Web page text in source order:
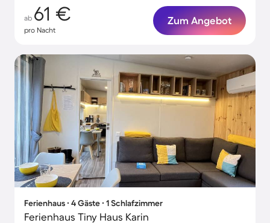
ab 61 €
pro Nacht
Zum Angebot
Ferienhaus ∙ 4 Gäste ∙ 1 Schlafzimmer
Ferienhaus Tiny Haus Karin